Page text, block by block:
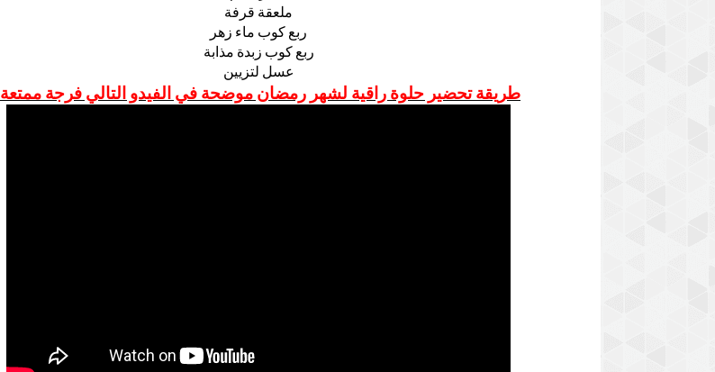
ملعقة قرفة
ربع كوب ماء زهر
ربع كوب زبدة مذابة
عسل لتزيين
طريقة تحضير حلوة راقية لشهر رمضان موضحة في الفيدو التالي فرجة ممتعة